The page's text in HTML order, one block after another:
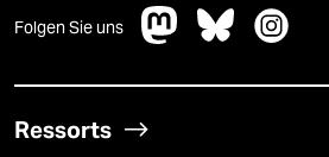
Folgen Sie uns
Ressorts